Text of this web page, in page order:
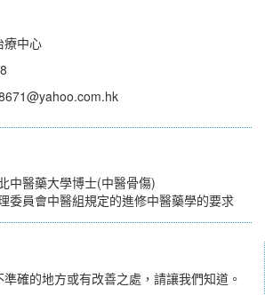
療中心
中醫藥大學博士(中醫骨傷)
委員會中醫組規定的進修中醫藥學的要求
確的地方或有改善之處，請讓我們知道。